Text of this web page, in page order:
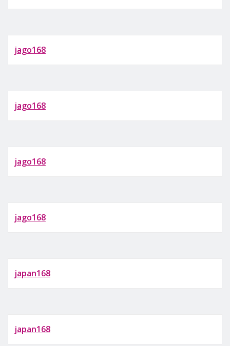
jago168
jago168
jago168
jago168
japan168
japan168